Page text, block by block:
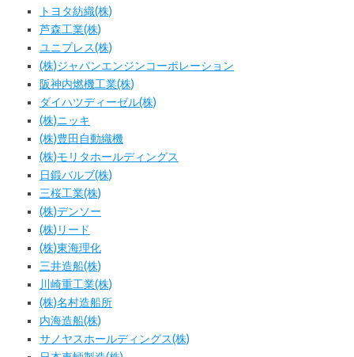
トヨタ紡織(株)
芦森工業(株)
ユニプレス(株)
(株)ジャパンエンジンコーポレーション
阪神内燃機工業(株)
ダイハツディーゼル(株)
(株)ニッキ
(株)豊田自動織機
(株)モリタホールディングス
日鍛バルブ(株)
三桜工業(株)
(株)デンソー
(株)リード
(株)東海理化
三井造船(株)
川崎重工業(株)
(株)名村造船所
内海造船(株)
サノヤスホールディングス(株)